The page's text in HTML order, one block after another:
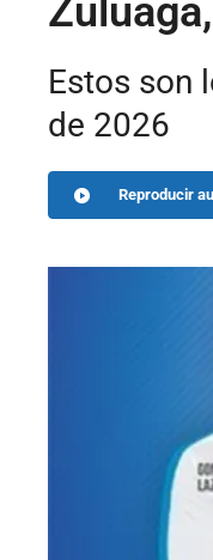
Estos son
de 2026
Reproducir